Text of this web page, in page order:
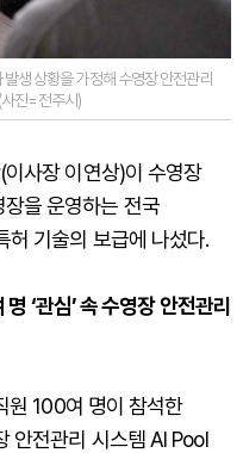
생 상황을 가정해 수영장 안전관리
진=전주시)
사장 이연상)이 수영장
을 운영하는 전국
허 기술의 보급에 나섰다.
‘관심’ 속 수영장 안전관리
원 100여 명이 참석한
안전관리 시스템 AI Pool